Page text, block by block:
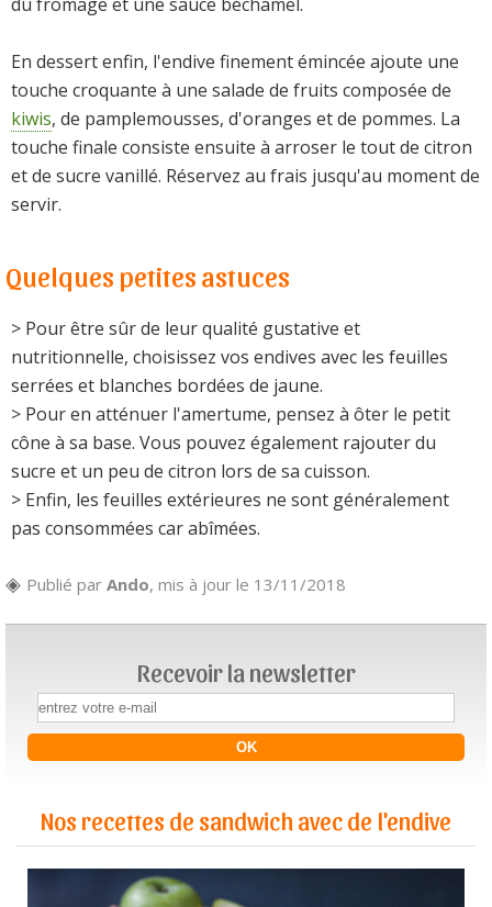
En dessert enfin, l'endive finement émincée ajoute une
touche croquante à une salade de fruits composée de
kiwis, de pamplemousses, d'oranges et de pommes. La
touche finale consiste ensuite à arroser le tout de citron
et de sucre vanillé. Réservez au frais jusqu'au moment de
servir.
Quelques petites astuces
> Pour être sûr de leur qualité gustative et
nutritionnelle, choisissez vos endives avec les feuilles
serrées et blanches bordées de jaune.
> Pour en atténuer l'amertume, pensez à ôter le petit
cône à sa base. Vous pouvez également rajouter du
sucre et un peu de citron lors de sa cuisson.
> Enfin, les feuilles extérieures ne sont généralement
pas consommées car abîmées.
Publié par Ando, mis à jour le 13/11/2018
Recevoir la newsletter
Nos recettes de sandwich avec de l'endive